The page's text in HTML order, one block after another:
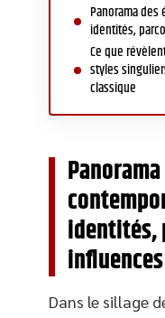
Panorama
identités,
Ce que
styles
classique
identités,
Dans le sillage